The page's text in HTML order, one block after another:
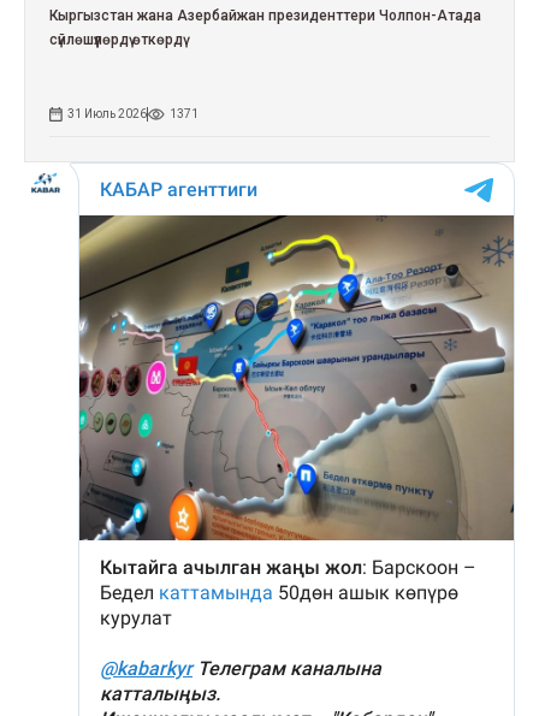
Кыргызстан жана Азербайжан президенттери Чолпон-Атада
сүйлөшүүлөрдү өткөрдү
31 Июль 2026 1371